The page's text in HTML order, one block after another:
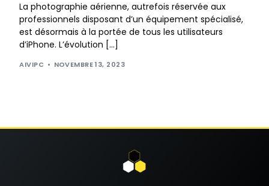
La photographie aérienne, autrefois réservée aux
professionnels disposant d’un équipement spécialisé,
est désormais à la portée de tous les utilisateurs
d’iPhone. L’évolution […]
AIVIPC NOVEMBRE 13, 2023